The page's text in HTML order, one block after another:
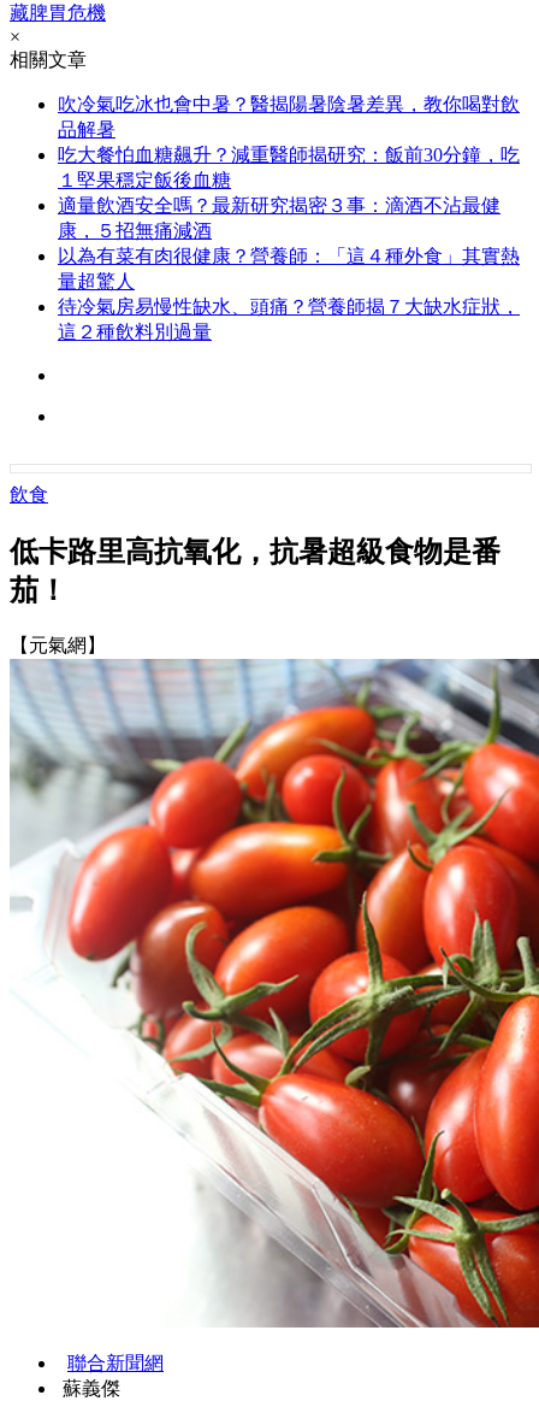
藏脾胃危機
×
相關文章
吹冷氣吃冰也會中暑？醫揭陽暑陰暑差異，教你喝對飲
品解暑
吃大餐怕血糖飆升？減重醫師揭研究：飯前30分鐘，吃
１堅果穩定飯後血糖
適量飲酒安全嗎？最新研究揭密３事：滴酒不沾最健
康，５招無痛減酒
以為有菜有肉很健康？營養師：「這４種外食」其實熱
量超驚人
待冷氣房易慢性缺水、頭痛？營養師揭７大缺水症狀，
這２種飲料別過量
飲食
低卡路里高抗氧化，抗暑超級食物是番
茄！
【元氣網】
聯合新聞網
蘇義傑